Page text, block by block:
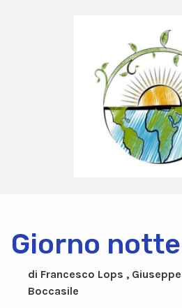
Inglese
Greco
Giorno notte
di Francesco Lops ,
Boccasile